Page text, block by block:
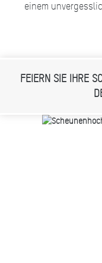
einem
FEIERN SIE IHRE